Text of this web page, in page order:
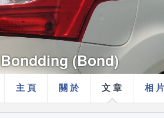
主 頁 關 於 文 章 相 片
Bondding (Bond)